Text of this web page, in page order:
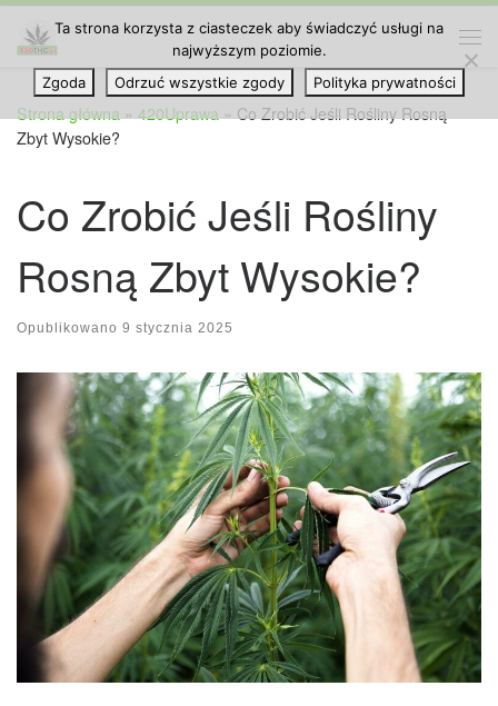
Przejdź do treści
Strona główna » 420Uprawa » Co Zrobić Jeśli Rośliny Rosną
Zbyt Wysokie?
Co Zrobić Jeśli Rośliny
Rosną Zbyt Wysokie?
Opublikowano 9 stycznia 2025
Ta strona korzysta z ciasteczek aby świadczyć usługi na
najwyższym poziomie.
Zgoda
Odrzuć wszystkie zgody Polityka prywatności